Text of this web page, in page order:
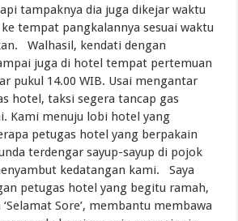
tampaknya dia juga dikejar waktu
tempat pangkalannya sesuai waktu
Walhasil, kendati dengan
juga di hotel tempat pertemuan
pukul 14.00 WIB. Usai mengantar
hotel, taksi segera tancap gas
Kami menuju lobi hotel yang
petugas hotel yang berpakain
terdengar sayup-sayup di pojok
kedatangan kami. Saya
petugas hotel yang begitu ramah,
Sore’, membantu membawa